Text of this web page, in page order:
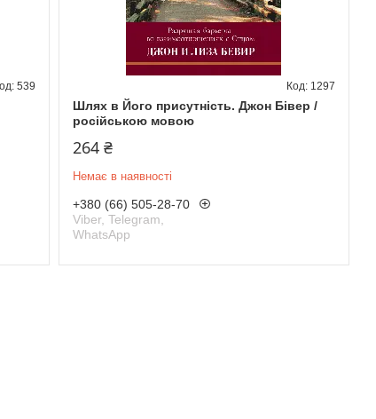
539
Шлях в Його присутність. Джон Бівер /
російською мовою
1297
264 ₴
Немає в наявності
+380 (66) 505-28-70
Viber, Telegram,
WhatsApp